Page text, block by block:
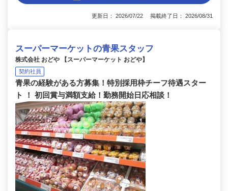
更新日： 2026/07/22 掲載終了日： 2026/08/31
スーパーマーケットの青果スタッフ
株式会社 おどや 【スーパーマーケット おどや】
契約社員
青果の経験がある方募集！特別採用枠チーフ待遇スター
ト ！ 初回賞与満額支給！勤務開始日応相談！